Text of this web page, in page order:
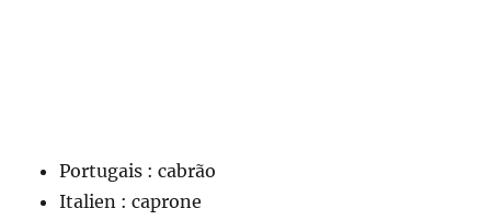
Portugais : cabrão
Italien : caprone